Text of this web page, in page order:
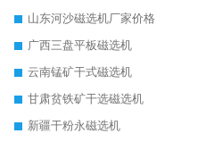
山东河沙磁选机厂家价格
广西三盘平板磁选机
云南锰矿干式磁选机
甘肃贫铁矿干选磁选机
新疆干粉永磁选机